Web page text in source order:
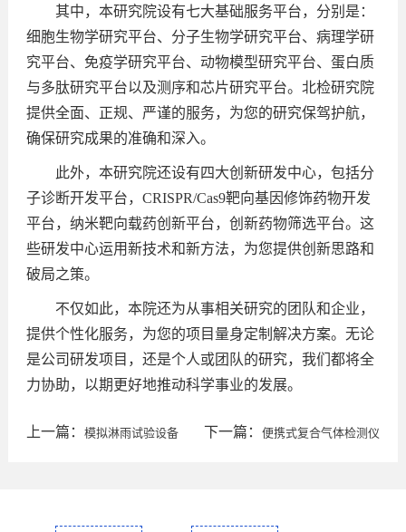
其中，本研究院设有七大基础服务平台，分别是：
细胞生物学研究平台、分子生物学研究平台、病理学研
究平台、免疫学研究平台、动物模型研究平台、蛋白质
与多肽研究平台以及测序和芯片研究平台。北检研究院
提供全面、正规、严谨的服务，为您的研究保驾护航，
确保研究成果的准确和深入。
此外，本研究院还设有四大创新研发中心，包括分
子诊断开发平台，CRISPR/Cas9靶向基因修饰药物开发
平台，纳米靶向载药创新平台，创新药物筛选平台。这
些研发中心运用新技术和新方法，为您提供创新思路和
破局之策。
不仅如此，本院还为从事相关研究的团队和企业，
提供个性化服务，为您的项目量身定制解决方案。无论
是公司研发项目，还是个人或团队的研究，我们都将全
力协助，以期更好地推动科学事业的发展。
上一篇： 模拟淋雨试验设备 下一篇：便携式复合气体检测仪